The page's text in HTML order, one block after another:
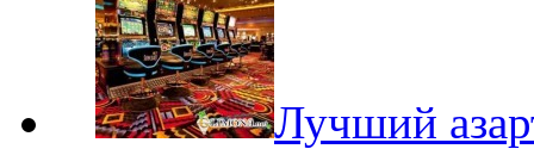
Лучший